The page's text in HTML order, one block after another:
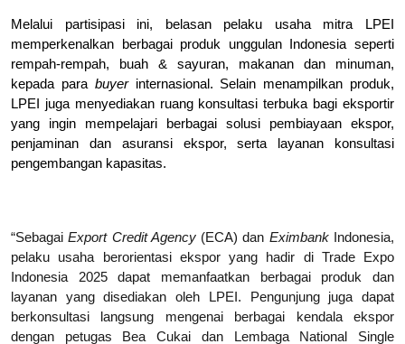
Melalui partisipasi ini, belasan pelaku usaha mitra LPEI
memperkenalkan berbagai produk unggulan Indonesia seperti
rempah-rempah, buah & sayuran, makanan dan minuman,
kepada para buyer internasional. Selain menampilkan produk,
LPEI juga menyediakan ruang konsultasi terbuka bagi eksportir
yang ingin mempelajari berbagai solusi pembiayaan ekspor,
penjaminan dan asuransi ekspor, serta layanan konsultasi
pengembangan kapasitas.
“Sebagai Export Credit Agency (ECA) dan Eximbank Indonesia,
pelaku usaha berorientasi ekspor yang hadir di Trade Expo
Indonesia 2025 dapat memanfaatkan berbagai produk dan
layanan yang disediakan oleh LPEI. Pengunjung juga dapat
berkonsultasi langsung mengenai berbagai kendala ekspor
dengan petugas Bea Cukai dan Lembaga National Single